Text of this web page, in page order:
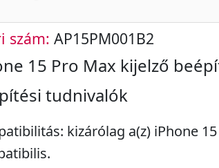
szám: AP15PM001B2
15 Pro Max kijelző
tudnivalók
kizárólag a(z) iPhone